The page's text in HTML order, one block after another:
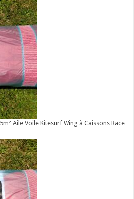
Aile Voile Kitesurf Wing à Caissons Race